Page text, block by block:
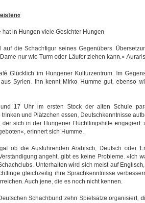
in Hungen viele Gesichter Hungen
die Schachfigur seines Gegenübers.
nur wie Turm oder Läufer ziehen kann.«
Glücklich im Hungener Kulturzentrum. Im
Syrien. Ihn kennt Mirko Humme gut, ebenso
17 Uhr im ersten Stock der alten Schule
und Plätzchen essen, Deutschkenntnisse
sich in der Hungener Flüchtlingshilfe engagiert.
erinnert sich Humme.
ob die Ausführenden Arabisch, Deutsch oder
angeht, gibt es keine Probleme. »Ich
Unterhalten wird sich meist auf
gleichzeitig ihre Sprachkenntnisse
Auch jene, die es noch nicht kennen.
Schachbund zehn Spielsätze organisiert,